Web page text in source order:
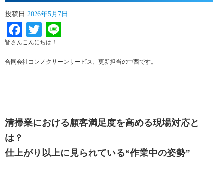
投稿日 2026年5月7日
Facebook
Twitter
皆さんこんにちは！
合同会社コンノクリーンサービス、更新担当の中西です。
清掃業における顧客満足度を高める現場対応と
は？
仕上がり以上に見られている“作業中の姿勢”